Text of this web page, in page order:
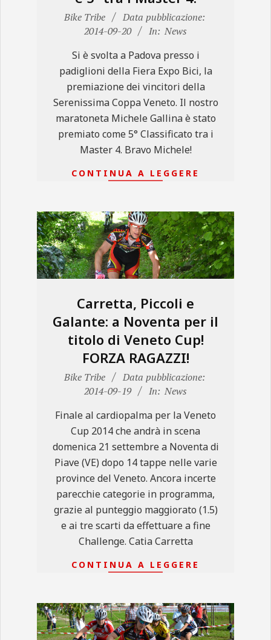
2014-
Bike Tribe
Data pubblicazione:
2014-09-20
In: News
Si è svolta a Padova presso i
padiglioni della Fiera Expo Bici, la
premiazione dei vincitori della
Serenissima Coppa Veneto. Il nostro
maratoneta Michele Gallina è stato
premiato come 5° Classificato tra i
Master 4. Bravo Michele!
CONTINUA A LEGGERE
Carretta, Piccoli e
Galante: a Noventa per il
titolo di Veneto Cup!
FORZA RAGAZZI!
2014-
Bike Tribe
Data pubblicazione:
2014-09-19
In: News
Finale al cardiopalma per la Veneto
Cup 2014 che andrà in scena
domenica 21 settembre a Noventa di
Piave (VE) dopo 14 tappe nelle varie
province del Veneto. Ancora incerte
parecchie categorie in programma,
grazie al punteggio maggiorato (1.5)
e ai tre scarti da effettuare a fine
Challenge. Catia Carretta
CONTINUA A LEGGERE